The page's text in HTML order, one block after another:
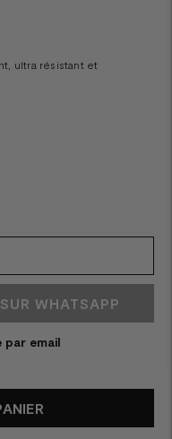
ultra résistant et
WHATSAPP
par email